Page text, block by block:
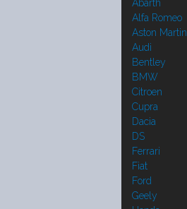
Abarth
Alfa Romeo
Aston Martin
Audi
Bentley
BMW
Citroen
Cupra
Dacia
DS
Ferrari
Fiat
Ford
Geely